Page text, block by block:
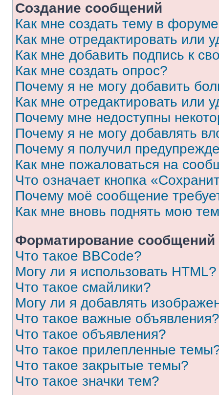
Создание сообщений
Как мне создать тему в
Как мне отредактировать или
Как мне добавить подпись к
Как мне создать опрос?
Почему я не могу добавить
Как мне отредактировать или
Почему мне недоступны
Почему я не могу добавлять
Почему я получил
Как мне пожаловаться на
Что означает кнопка
Почему моё сообщение
Как мне вновь поднять мою
Форматирование
Что такое BBCode?
Могу ли я использовать HTML?
Что такое смайлики?
Могу ли я добавлять
Что такое важные объявления?
Что такое объявления?
Что такое прилепленные
Что такое закрытые темы?
Что такое значки тем?